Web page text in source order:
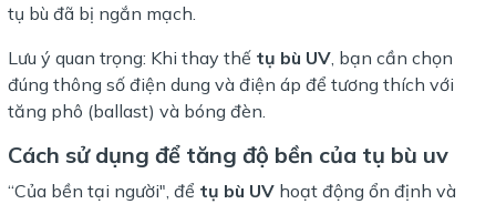
tụ bù đã bị ngắn mạch.
Lưu ý quan trọng: Khi thay thế tụ bù UV , bạn cần chọn
đúng thông số điện dung và điện áp để tương thích với
tăng phô (ballast) và bóng đèn.
Cách sử dụng để tăng độ bền của tụ bù uv
“Của bền tại người", để tụ bù UV hoạt động ổn định và